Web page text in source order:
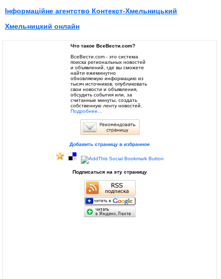
Інформаційне агентство Контекст-Хмельницький
Хмельницкий онлайн
Что такое ВсеВести.com?
ВсеВести.com - это система
поиска региональных новостей
и объявлений, где вы сможете
найти ежеминутно
обновляемую информацию из
тысяч источников, опубликовать
свои новости и объявления,
обсудить события или, за
считанные минуты, создать
собственную ленту новостей.
Подробнее...
Добавить страницу в избранное
Подписаться на эту страницу